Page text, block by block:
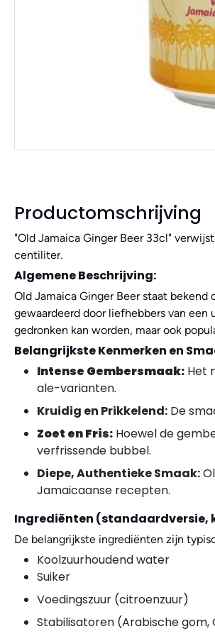
Productomschrijving
"Old Jamaica Ginger Beer 33cl"
centiliter.
Algemene Beschrijving:
Old Jamaica Ginger Beer staat
gewaardeerd door liefhebbers van een
gedronken kan worden, maar ook
Belangrijkste Kenmerken en
Intense Gembersmaak: Het
ale-varianten.
Kruidig en Prikkelend: De
Zoet en Fris: Hoewel de
verfrissende bubbel.
Diepe, Authentieke Smaak:
Jamaicaanse recepten.
Ingrediënten (standaardversie,
De belangrijkste ingrediënten zijn
Koolzuurhoudend water
Suiker
Voedingszuur (citroenzuur)
Stabilisatoren (Arabische